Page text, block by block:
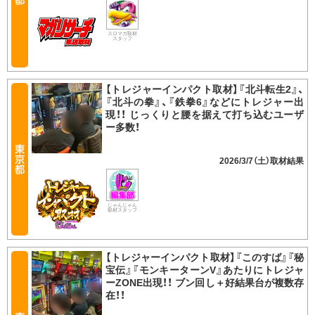
スロマガ取材
スタッフ
【トレジャーインパクト取材】『北斗転生2』、
『北斗の拳』、『鉄拳6』などにトレジャー出
現！！ じっくりと腰を据えて打ち込むユーザ
ー多数！
2026/3/7（土）
じゃんじゃん
取材スタッフ
【トレジャーインパクト取材】『このすば』『秘
宝伝』『モンキーターンV』あたりにトレジャ
ーZONE出現！！ ブン回し＋好結果台が複数存
在！！